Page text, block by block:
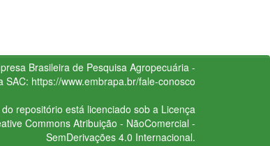
Brasileira de Pesquisa Agropecuária -
SAC: https://www.embrapa.br/fale-conosco
repositório está licenciado sob a Licença
CommonsAtribuição - NãoComercial -
SemDerivações 4.0 Internacional.